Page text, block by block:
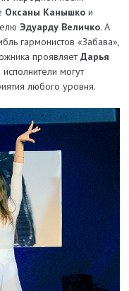
Оксаны Канышко и
Эдуарду Величко. А
гармонистов «Забава»,
проявляетДарья
могут
любого уровня.